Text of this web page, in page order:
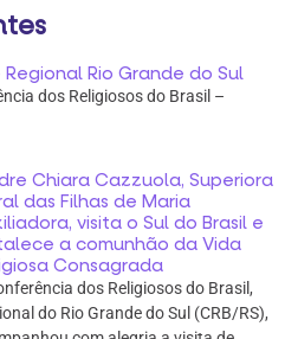
Regional Rio Grande do Sul
dos Religiosos do Brasil –
Chiara Cazzuola, Superiora
das Filhas de Maria
visita o Sul do Brasil e
a comunhão da Vida
Consagrada
dos Religiosos do Brasil,
do Rio Grande do Sul (CRB/RS),